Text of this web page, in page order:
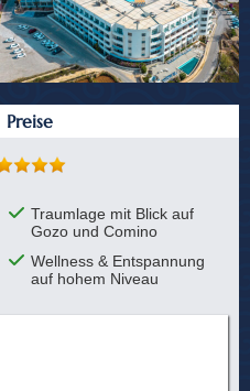
Preise
Traumlage mit Blick auf
Gozo und Comino
Wellness & Entspannung
auf hohem Niveau